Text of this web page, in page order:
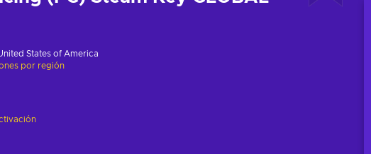
States of America
por región